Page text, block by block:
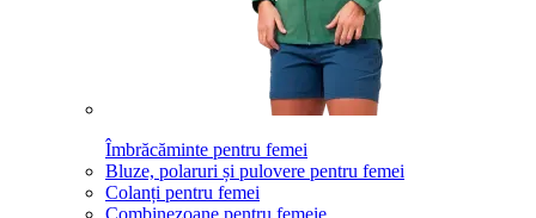
Îmbrăcăminte pentru femei
Bluze, polaruri și pulovere pentru femei
Colanți pentru femei
Combinezoane pentru femeie